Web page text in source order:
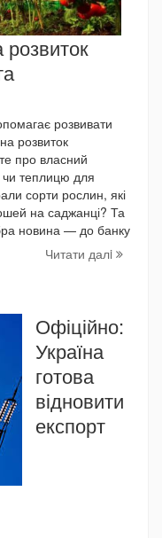
розвивати
розвиток
про власний
чи теплицю для
сорти рослин, які
на саджанці? Та
новина — до банку
Читати далi
Офіційно:
Україна
готова
відновити
експорт